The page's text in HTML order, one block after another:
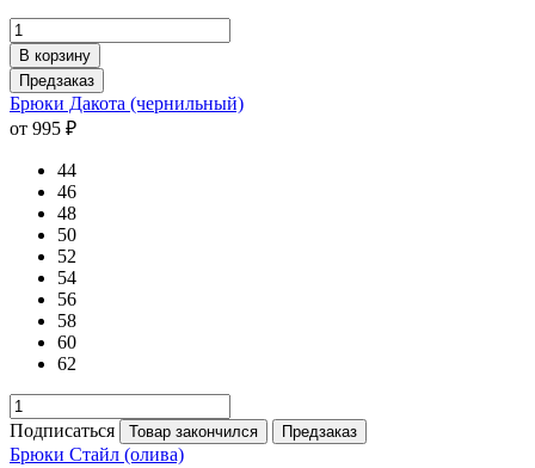
В корзину
Предзаказ
Брюки Дакота (чернильный)
от 995 ₽
44
46
48
50
52
54
56
58
60
62
Подписаться Товар закончился Предзаказ
Брюки Стайл (олива)